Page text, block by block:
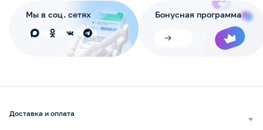
Мы в соц. сетях Бонусная программа
Доставка и оплата